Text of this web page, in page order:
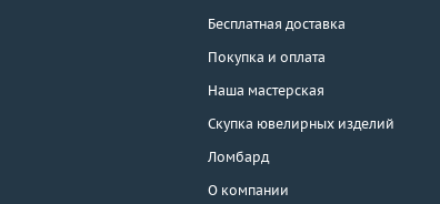
Бесплатная доставка
Покупка и оплата
Наша мастерская
Скупка ювелирных изделий
Ломбард
О компании